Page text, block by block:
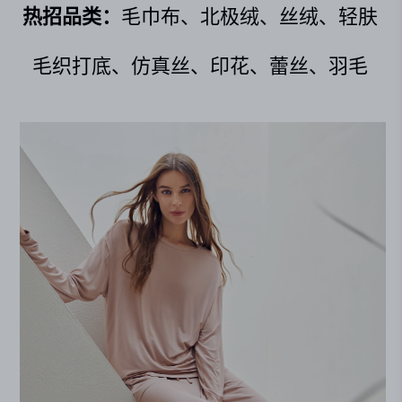
热招品类： 毛巾布、北极绒、丝绒、轻肤
毛织打底、仿真丝、印花、蕾丝、羽毛